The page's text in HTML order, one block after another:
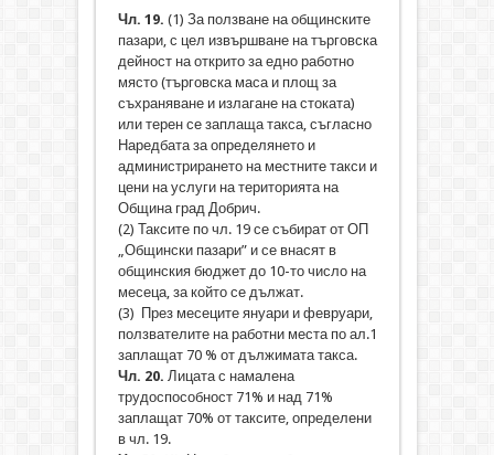
Чл. 19. (1) За ползване на общинските
пазари, с цел извършване на търговска
дейност на открито за едно работно
място (търговска маса и площ за
съхраняване и излагане на стоката)
или терен се заплаща такса, съгласно
Наредбата за определянето и
администрирането на местните такси и
цени на услуги на територията на
Община град Добрич.
(2) Таксите по чл. 19 се събират от ОП
„Общински пазари” и се внасят в
общинския бюджет до 10-то число на
месеца, за който се дължат.
(3) През месеците януари и февруари,
ползвателите на работни места по ал.1
заплащат 70 % от дължимата такса.
Чл. 20. Лицата с намалена
трудоспособност 71% и над 71%
заплащат 70% от таксите, определени
в чл. 19.